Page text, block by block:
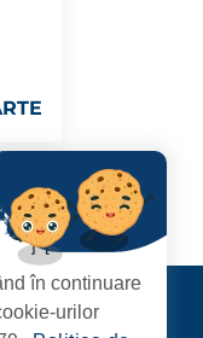
în continuare
urilor